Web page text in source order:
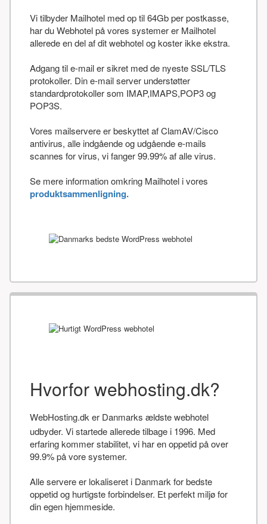
Vi tilbyder Mailhotel med op til 64Gb per postkasse,
har du Webhotel på vores systemer er Mailhotel
allerede en del af dit webhotel og koster ikke ekstra.
Adgang til e-mail er sikret med de nyeste SSL/TLS
protokoller. Din e-mail server understøtter
standardprotokoller som IMAP,IMAPS,POP3 og
POP3S.
Vores mailservere er beskyttet af ClamAV/Cisco
antivirus, alle indgående og udgående e-mails
scannes for virus, vi fanger 99.99% af alle virus.
Se mere information omkring Mailhotel i vores
produktsammenligning.
Hvorfor webhosting.dk?
WebHosting.dk er Danmarks ældste webhotel
udbyder. Vi startede allerede tilbage i 1996. Med
erfaring kommer stabilitet, vi har en oppetid på over
99.9% på vore systemer.
Alle servere er lokaliseret i Danmark for bedste
oppetid og hurtigste forbindelser. Et perfekt miljø for
din egen hjemmeside.